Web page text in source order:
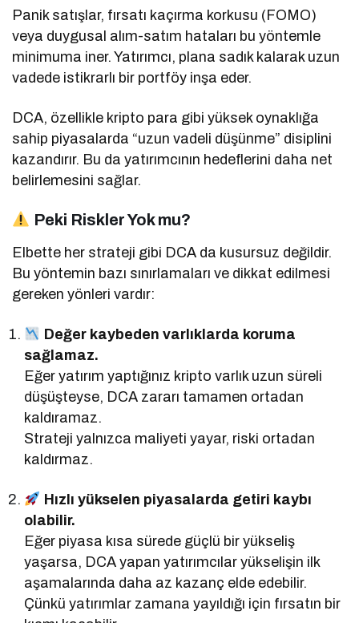
Panik satışlar, fırsatı kaçırma korkusu (FOMO)
veya duygusal alım-satım hataları bu yöntemle
minimuma iner. Yatırımcı, plana sadık kalarak uzun
vadede istikrarlı bir portföy inşa eder.
DCA, özellikle kripto para gibi yüksek oynaklığa
sahip piyasalarda “uzun vadeli düşünme” disiplini
kazandırır. Bu da yatırımcının hedeflerini daha net
belirlemesini sağlar.
Peki Riskler Yok mu?
Elbette her strateji gibi DCA da kusursuz değildir.
Bu yöntemin bazı sınırlamaları ve dikkat edilmesi
gereken yönleri vardır:
Değer kaybeden varlıklarda koruma
sağlamaz.
Eğer yatırım yaptığınız kripto varlık uzun süreli
düşüşteyse, DCA zararı tamamen ortadan
kaldıramaz.
Strateji yalnızca maliyeti yayar, riski ortadan
kaldırmaz.
Hızlı yükselen piyasalarda getiri kaybı
olabilir.
Eğer piyasa kısa sürede güçlü bir yükseliş
yaşarsa, DCA yapan yatırımcılar yükselişin ilk
aşamalarında daha az kazanç elde edebilir.
Çünkü yatırımlar zamana yayıldığı için fırsatın bir